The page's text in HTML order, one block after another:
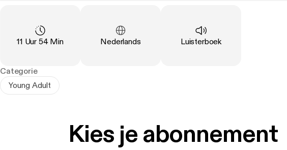
hun missie? Voor lezers vanaf 10 jaar.
Duur:
11 Uur 54 Min Taal:
Nederlands Type:
Luisterboek
Categorie
Young Adult
Kies je abonnement